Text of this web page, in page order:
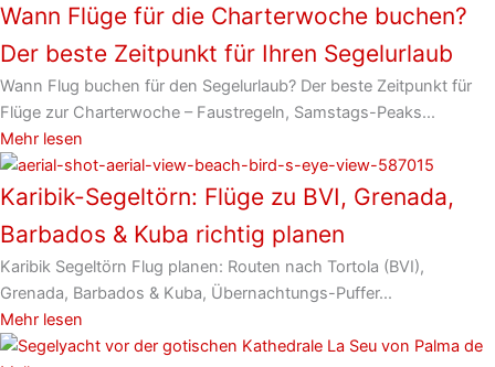
Wann Flüge für die Charterwoche buchen?
Der beste Zeitpunkt für Ihren Segelurlaub
Wann Flug buchen für den Segelurlaub? Der beste Zeitpunkt für
Flüge zur Charterwoche – Faustregeln, Samstags-Peaks...
Mehr lesen
Karibik-Segeltörn: Flüge zu BVI, Grenada,
Barbados & Kuba richtig planen
Karibik Segeltörn Flug planen: Routen nach Tortola (BVI),
Grenada, Barbados & Kuba, Übernachtungs-Puffer...
Mehr lesen